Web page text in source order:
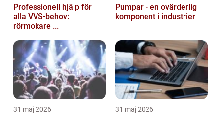
Professionell hjälp för
alla VVS-behov:
rörmokare ...
Pumpar - en ovärderlig
komponent i industrier
31 maj 2026 31 maj 2026